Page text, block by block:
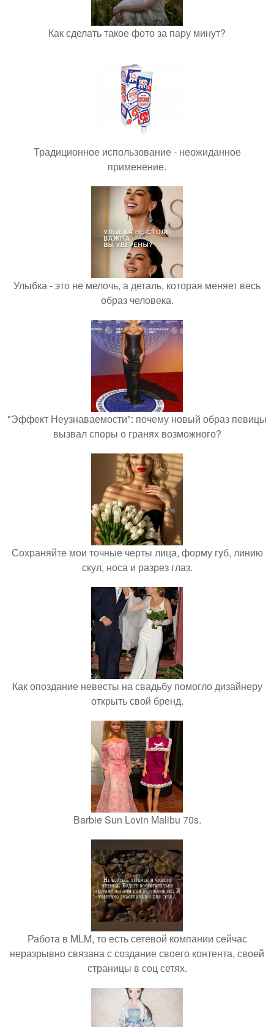
Как сделать такое фото за пару минут?
Традиционное использование - неожиданное
применение.
Улыбка - это не мелочь, а деталь, которая меняет весь
образ человека.
"Эффект Неузнаваемости": почему новый образ певицы
вызвал споры о гранях возможного?
Сохраняйте мои точные черты лица, форму губ, линию
скул, носа и разрез глаз.
Как опоздание невесты на свадьбу помогло дизайнеру
открыть свой бренд.
Barbie Sun Lovin Malibu 70s.
Работа в MLM, то есть сетевой компании сейчас
неразрывно связана с создание своего контента, своей
страницы в соц сетях.